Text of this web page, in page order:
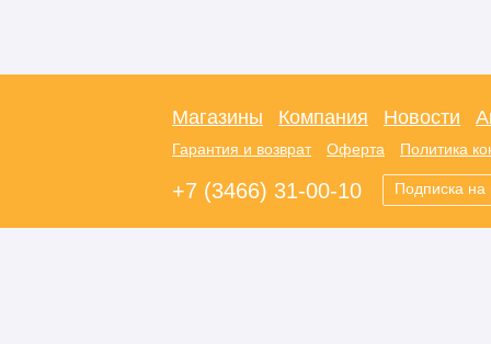
Магазины Компания Новости
Гарантия и возврат Оферта Политика
+7 (3466) 31-00-10 Подписка на